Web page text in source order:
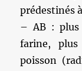
prédestinés
– AB : plus
farine,
poisson